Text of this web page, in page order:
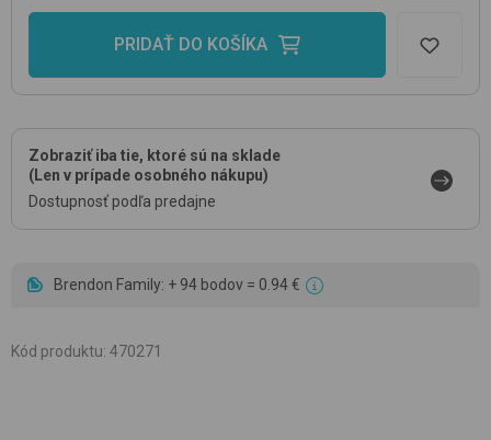
PRIDAŤ DO KOŠÍKA
Zobraziť iba tie, ktoré sú na sklade
(Len v prípade osobného nákupu)
Dostupnosť podľa predajne
Brendon Family: + 94 bodov = 0.94 €
Kód produktu: 470271